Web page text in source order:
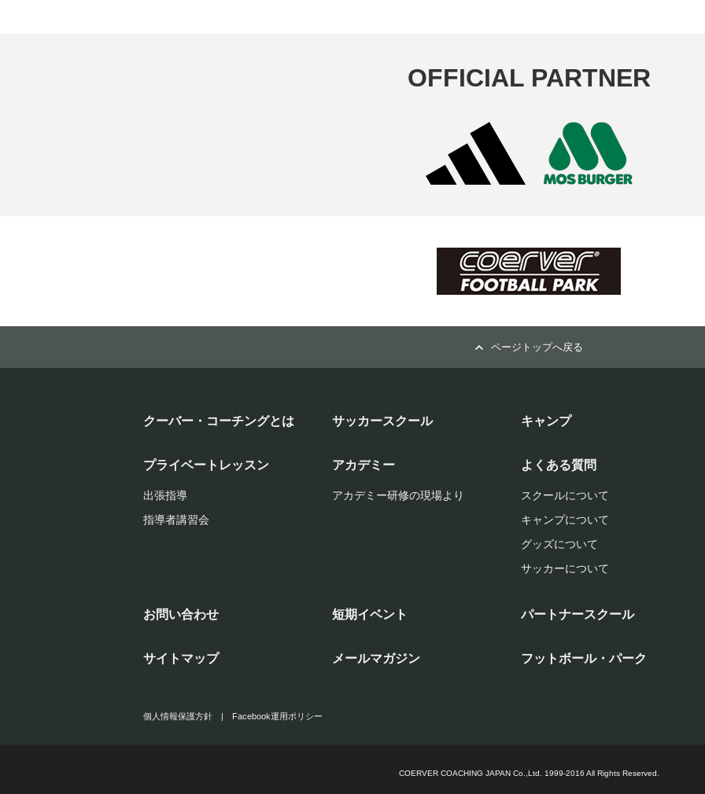
OFFICIAL PARTNER
ページトップへ戻る
クーバー・コーチングとは サッカースクール キャンプ
プライベートレッスン
出張指導
指導者講習会
アカデミー
アカデミー研修の現場より
よくある質問
スクールについて
キャンプについて
グッズについて
サッカーについて
お問い合わせ 短期イベント パートナースクール
サイトマップ メールマガジン フットボール・パーク
個人情報保護方針 | Facebook運用ポリシー
COERVER COACHING JAPAN Co.,Ltd. 1999-2016 All Rights Reserved.